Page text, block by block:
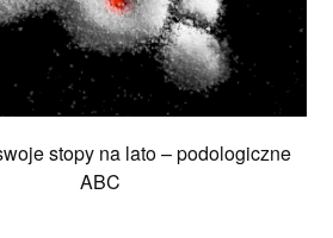
stopy na lato – podologiczne
ABC